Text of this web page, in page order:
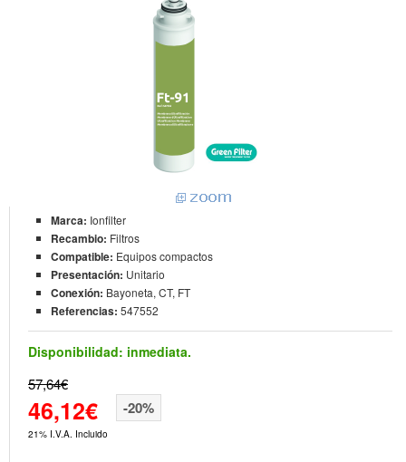
Marca: Ionfilter
Recambio: Filtros
Compatible: Equipos compactos
Presentación: Unitario
Conexión: Bayoneta, CT, FT
Referencias: 547552
Disponibilidad: inmediata.
57,64€
46,12€ -20%
21% I.V.A. Incluido